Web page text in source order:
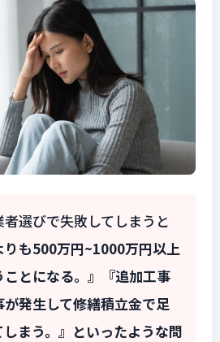
選びで失敗してしまうと
りも500万円~1000万円以上
とになる。』
『追加工事
発生して修繕積立金で足
まう。 』 といったような問